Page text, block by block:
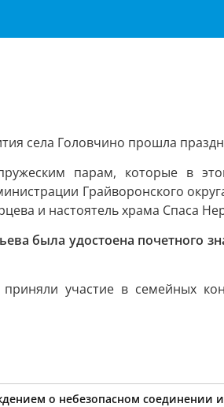
села Головчино прошла
парам, которые в
Грайворонского
и настоятель храма Спаса
была удостоена почетного
участие в семейных
о небезопасном соединении